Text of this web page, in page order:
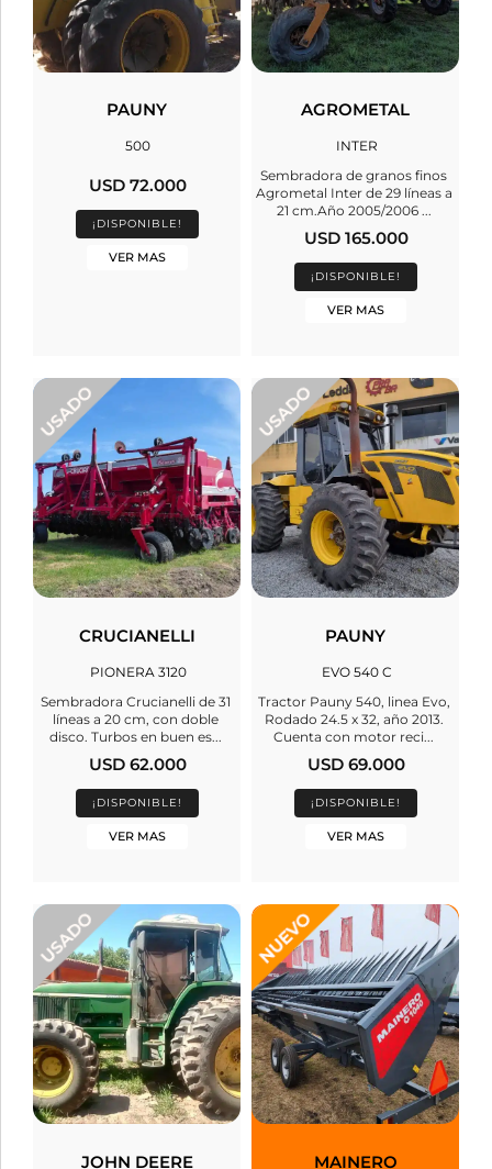
PAUNY
500
USD 72.000
¡DISPONIBLE!
VER MAS
AGROMETAL
INTER
Sembradora de granos finos
Agrometal Inter de 29 líneas a
21 cm.Año 2005/2006 ...
USD 165.000
¡DISPONIBLE!
VER MAS
CRUCIANELLI
PIONERA 3120
Sembradora Crucianelli de 31
líneas a 20 cm, con doble
disco. Turbos en buen es...
USD 62.000
¡DISPONIBLE!
VER MAS
PAUNY
EVO 540 C
Tractor Pauny 540, linea Evo,
Rodado 24.5 x 32, año 2013.
Cuenta con motor reci...
USD 69.000
¡DISPONIBLE!
VER MAS
JOHN DEERE MAINERO